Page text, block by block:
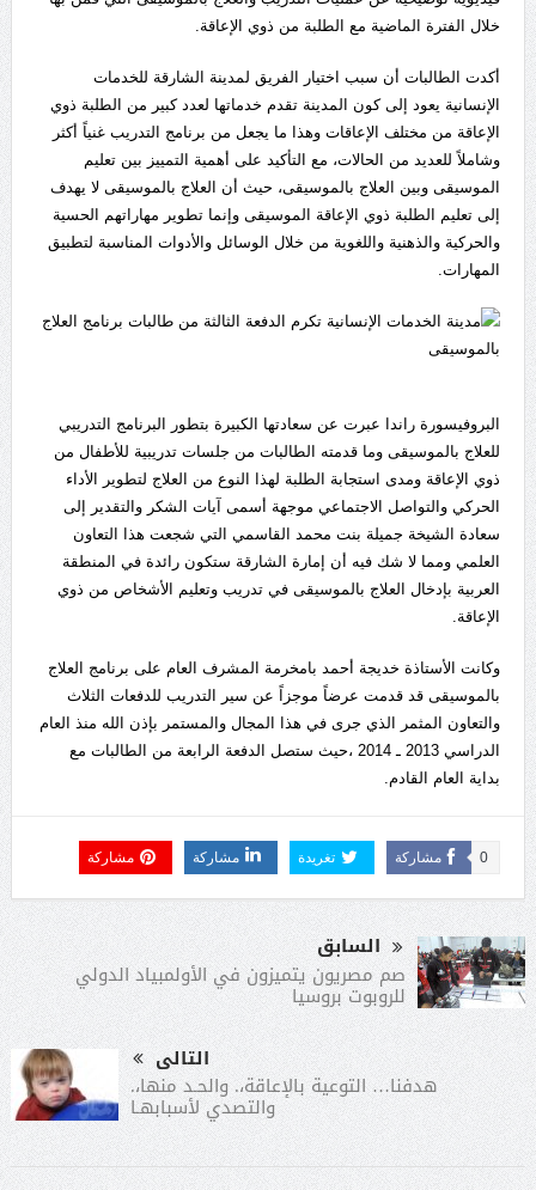
خلال الفترة الماضية مع الطلبة من ذوي الإعاقة.
أكدت الطالبات أن سبب اختيار الفريق لمدينة الشارقة للخدمات
الإنسانية يعود إلى كون المدينة تقدم خدماتها لعدد كبير من الطلبة ذوي
الإعاقة من مختلف الإعاقات وهذا ما يجعل من برنامج التدريب غنياً أكثر
وشاملاً للعديد من الحالات، مع التأكيد على أهمية التمييز بين تعليم
الموسيقى وبين العلاج بالموسيقى، حيث أن العلاج بالموسيقى لا يهدف
إلى تعليم الطلبة ذوي الإعاقة الموسيقى وإنما تطوير مهاراتهم الحسية
والحركية والذهنية واللغوية من خلال الوسائل والأدوات المناسبة لتطبيق
المهارات.
البروفيسورة راندا عبرت عن سعادتها الكبيرة بتطور البرنامج التدريبي
للعلاج بالموسيقى وما قدمته الطالبات من جلسات تدريبية للأطفال من
ذوي الإعاقة ومدى استجابة الطلبة لهذا النوع من العلاج لتطوير الأداء
الحركي والتواصل الاجتماعي موجهة أسمى آيات الشكر والتقدير إلى
سعادة الشيخة جميلة بنت محمد القاسمي التي شجعت هذا التعاون
العلمي ومما لا شك فيه أن إمارة الشارقة ستكون رائدة في المنطقة
العربية بإدخال العلاج بالموسيقى في تدريب وتعليم الأشخاص من ذوي
الإعاقة.
وكانت الأستاذة خديجة أحمد بامخرمة المشرف العام على برنامج العلاج
بالموسيقى قد قدمت عرضاً موجزاً عن سير التدريب للدفعات الثلاث
والتعاون المثمر الذي جرى في هذا المجال والمستمر بإذن الله منذ العام
الدراسي 2013 ـ 2014 ،حيث ستصل الدفعة الرابعة من الطالبات مع
بداية العام القادم.
مشاركة 0 تغريدة مشاركة مشاركة
السابق
صم مصريون يتميزون في الأولمبياد الدولي
للروبوت بروسيا
التالى
هدفنا… التوعية بالإعاقة،. والحـد منها،.
والتصدي لأسبابهـا